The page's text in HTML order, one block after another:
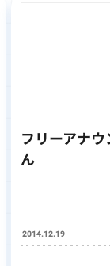
フリーアナ
ん
2014.12.19